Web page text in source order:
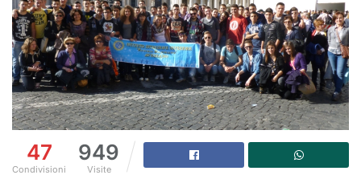
47
Condivisioni
949
Visite